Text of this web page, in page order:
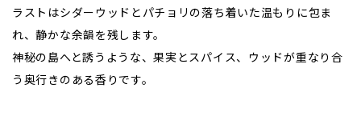
ラストはシダーウッドとパチョリの落ち着いた温もりに包ま
れ、静かな余韻を残します。
神秘の島へと誘うような、果実とスパイス、ウッドが重なり合
う奥行きのある香りです。